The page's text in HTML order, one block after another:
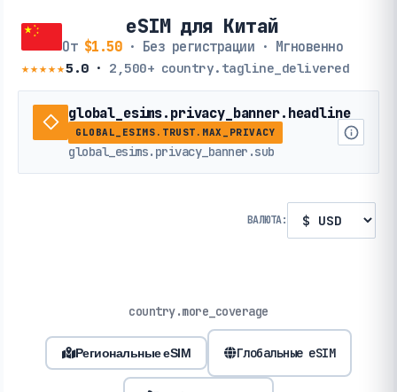
eSIM для Китай
От $1.50· Без регистрации · Мгновенно
★★★★★5.0· 2,500+ country.tagline_delivered
global_esims.privacy_banner.headline
GLOBAL_ESIMS.TRUST.MAX_PRIVACY
global_esims.privacy_banner.sub
ВАЛЮТА:
country.more_coverage
Региональные eSIM Глобальные eSIM